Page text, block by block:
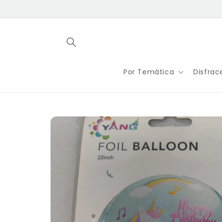
al contenido
Por Temática
directamente
a la
información
del producto